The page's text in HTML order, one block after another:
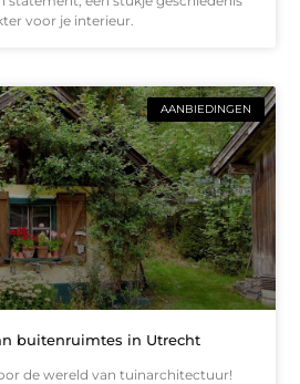
voor je interieur.
AANBIEDINGEN
buitenruimtes in Utrecht
de wereld van tuinarchitectuur!